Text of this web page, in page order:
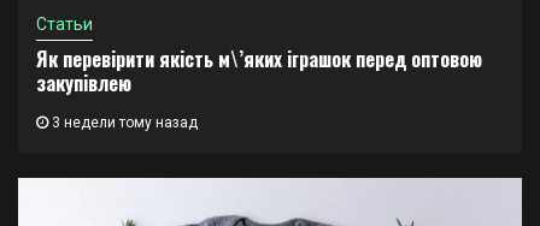
Статьи
Як перевірити якість м\’яких іграшок перед оптовою
закупівлею
3 недели тому назад